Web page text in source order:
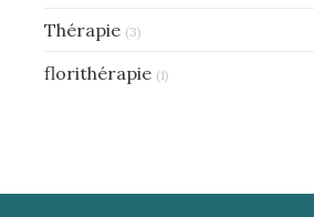
Thérapie (3)
florithérapie (1)